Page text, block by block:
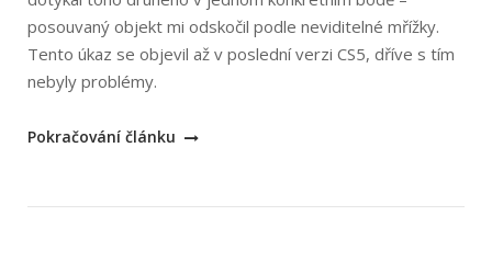
posouvaný objekt mi odskočil podle neviditelné mřížky.
Tento úkaz se objevil až v poslední verzi CS5, dříve s tím
nebyly problémy.
„Odskočení
Pokračování článku